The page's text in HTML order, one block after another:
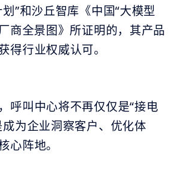
”和沙丘智库《中国“大模型
商全景图》所证明的，其产品
得行业权威认可。
呼叫中心将不再仅仅是“接电
为企业洞察客户、优化体
心阵地。